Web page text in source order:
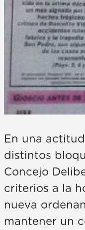
En una
distintos
Concejo
criterios a la
nueva
mantener un